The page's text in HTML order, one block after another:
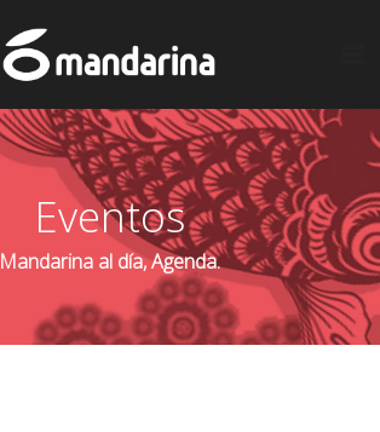
Eventos
Mandarina al día, Agenda.